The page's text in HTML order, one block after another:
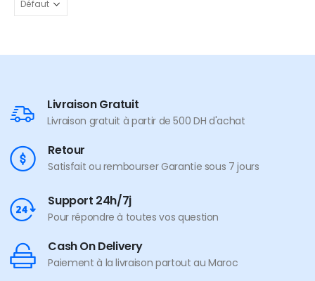
Livraison Gratuit
Livraison gratuit à partir de 500 DH d'achat
Retour
Satisfait ou rembourser Garantie sous 7 jours
Support 24h/7j
Pour répondre à toutes vos question
Cash On Delivery
Paiement à la livraison partout au Maroc